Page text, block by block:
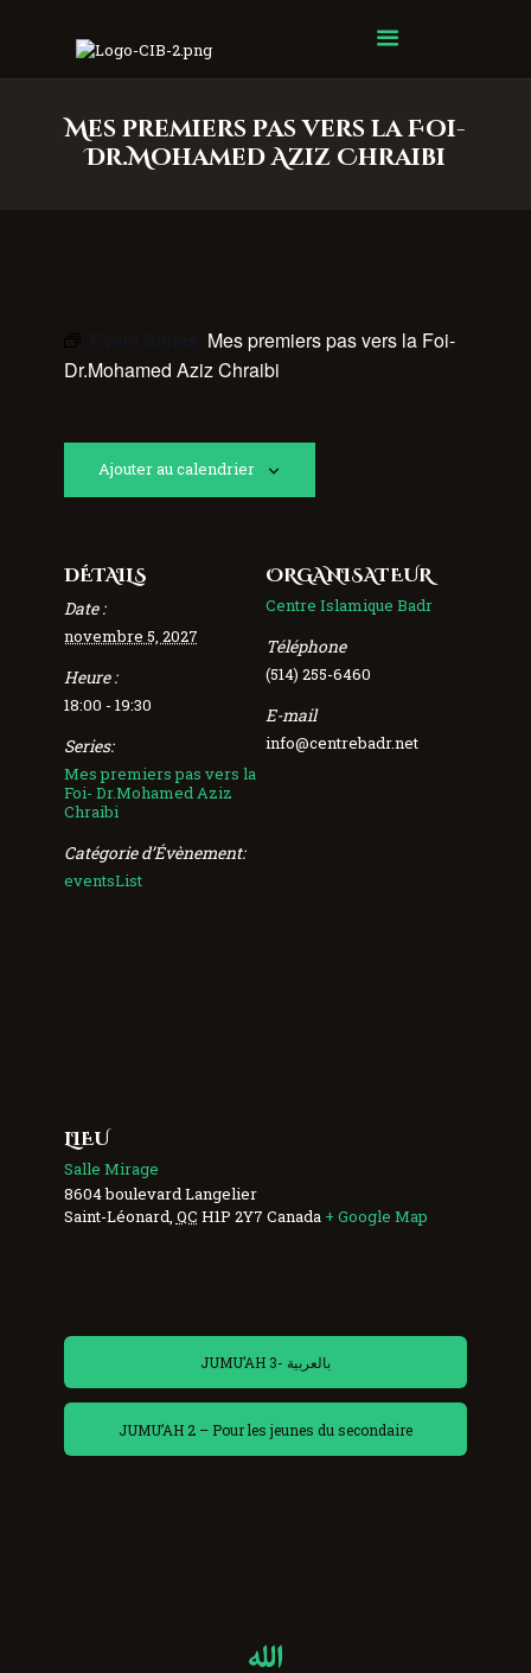
Mes premiers pas vers la Foi-
Dr.Mohamed Aziz Chraibi
Centre Islamique Badr
Event Series: Mes premiers pas vers la Foi-
Dr.Mohamed Aziz Chraibi
Ajouter au calendrier
DÉTAILS
Date :
novembre 5, 2027
Heure :
18:00 - 19:30
Series:
Mes premiers pas vers la
Foi- Dr.Mohamed Aziz
Chraibi
Catégorie d’Évènement:
eventsList
ORGANISATEUR
Centre Islamique Badr
Téléphone
(514) 255-6460
E-mail
info@centrebadr.net
LIEU
Salle Mirage
8604 boulevard Langelier
Saint-Léonard QC H1P 2Y7 Canada + Google Map
JUMU’AH 3- بالعربية
JUMU’AH 2 – Pour les jeunes du secondaire